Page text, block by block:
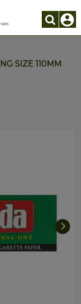
SIZE 110MM